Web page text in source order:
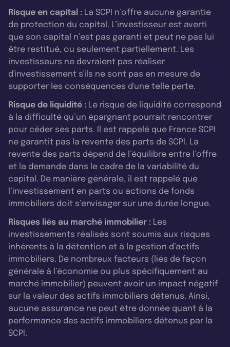
Risque en capital : La SCPI n’offre aucune garantie
de protection du capital. L’investisseur est averti
que son capital n’est pas garanti et peut ne pas lui
être restitué, ou seulement partiellement. Les
investisseurs ne devraient pas réaliser
d'investissement s'ils ne sont pas en mesure de
supporter les conséquences d'une telle perte.
Risque de liquidité : Le risque de liquidité correspond
à la difficulté qu’un épargnant pourrait rencontrer
pour céder ses parts. Il est rappelé que France SCPI
ne garantit pas la revente des parts de SCPI. La
revente des parts dépend de l’équilibre entre l’offre
et la demande dans le cadre de la variabilité du
capital. De manière générale, il est rappelé que
l’investissement en parts ou actions de fonds
immobiliers doit s’envisager sur une durée longue.
Risques liés au marché immobilier : Les
investissements réalisés sont soumis aux risques
inhérents à la détention et à la gestion d’actifs
immobiliers. De nombreux facteurs (liés de façon
générale à l’économie ou plus spécifiquement au
marché immobilier) peuvent avoir un impact négatif
sur la valeur des actifs immobiliers détenus. Ainsi,
aucune assurance ne peut être donnée quant à la
performance des actifs immobiliers détenus par la
SCPI.